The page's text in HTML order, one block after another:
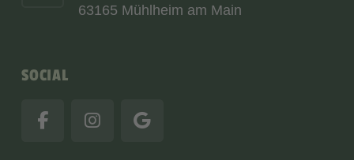
63165 Mühlheim am Main
SOCIAL